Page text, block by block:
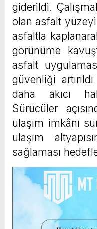
giderildi.
olan asfalt
asfaltla
görünüme
asfalt
güvenliği
daha akıcı
Sürücüler
ulaşım imkânı
ulaşım
sağlaması